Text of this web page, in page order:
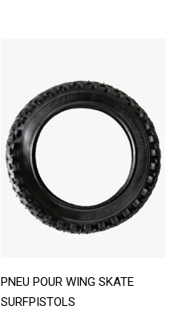
Ajouter Au Panier
PNEU POUR WING SKATE
SURFPISTOLS